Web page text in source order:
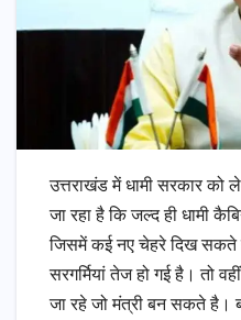
उत्तराखंड में धामी सरकार को
जा रहा है कि जल्द ही धामी
जिसमें कई नए चेहरे दिख सकते
सरगर्मियां तेज हो गई है। तो
जा रहे जो मंत्री बन सकते है।